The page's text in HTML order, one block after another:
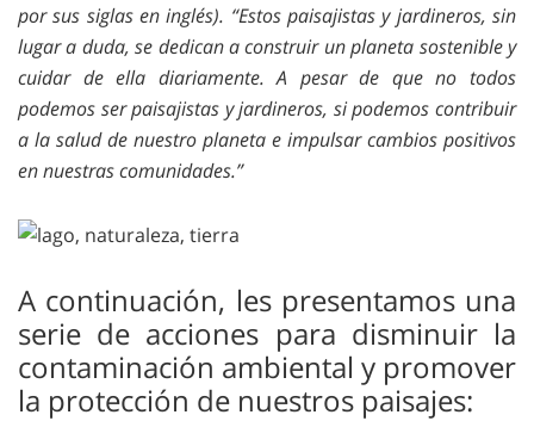
por sus siglas en inglés). “Estos paisajistas y jardineros, sin
lugar a duda, se dedican a construir un planeta sostenible y
cuidar de ella diariamente. A pesar de que no todos
podemos ser paisajistas y jardineros, si podemos contribuir
a la salud de nuestro planeta e impulsar cambios positivos
en nuestras comunidades.”
A continuación, les presentamos una
serie de acciones para disminuir la
contaminación ambiental y promover
la protección de nuestros paisajes: